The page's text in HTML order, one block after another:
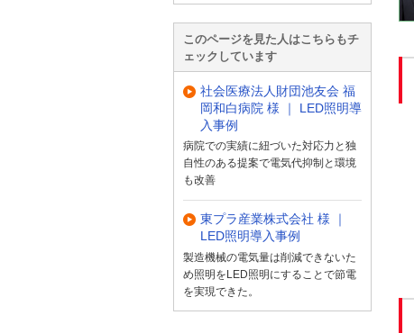
このページを見た人はこちらもチ
ェックしています
社会医療法人財団池友会 福
岡和白病院 様 ｜ LED照明導
入事例
病院での実績に紐づいた対応力と独
自性のある提案で電気代抑制と環境
も改善
東プラ産業株式会社 様 ｜
LED照明導入事例
製造機械の電気量は削減できないた
め照明をLED照明にすることで節電
を実現できた。